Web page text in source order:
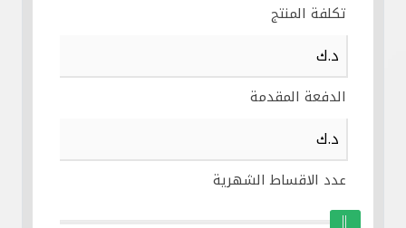
مملكة البحرين
تكلفة المنتج
الدفعة المقدمة
عدد الاقساط الشهرية